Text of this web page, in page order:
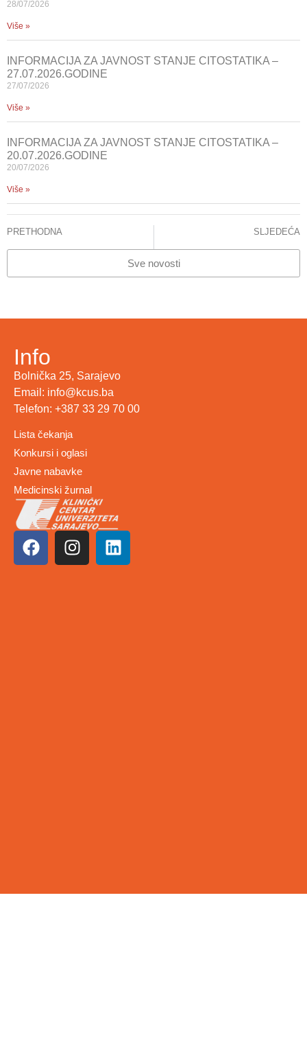
28/07/2026
Više »
INFORMACIJA ZA JAVNOST STANJE CITOSTATIKA –
27.07.2026.GODINE
27/07/2026
Više »
INFORMACIJA ZA JAVNOST STANJE CITOSTATIKA –
20.07.2026.GODINE
20/07/2026
Više »
PRETHODNA SLJEDEĆA
Sve novosti
Info
Bolnička 25, Sarajevo
Email: info@kcus.ba
Telefon: +387 33 29 70 00
Lista čekanja
Konkursi i oglasi
Javne nabavke
Medicinski žurnal